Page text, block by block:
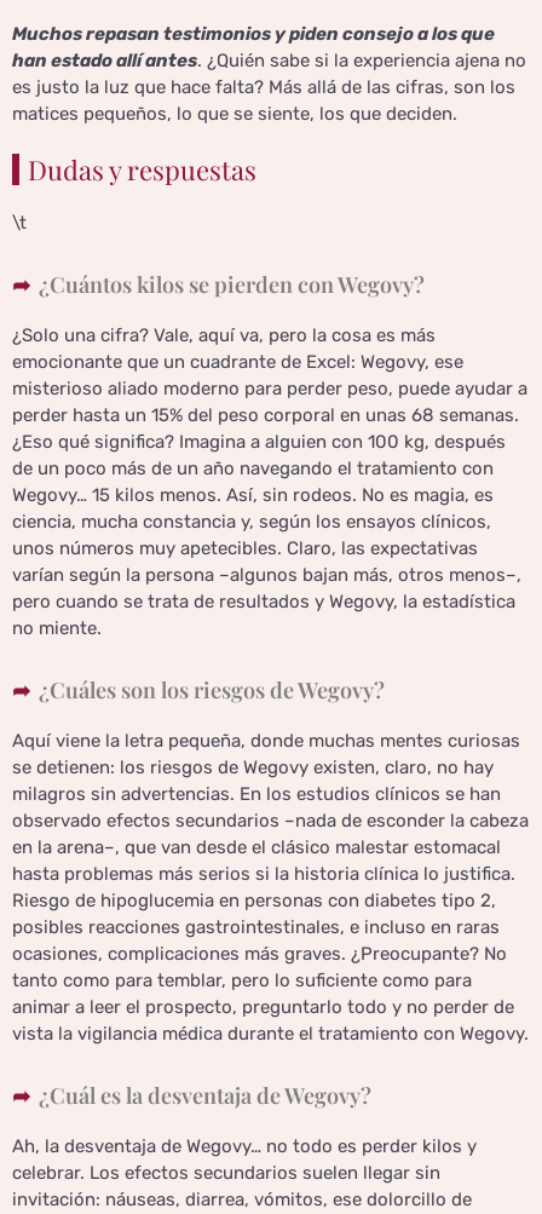
Muchos repasan testimonios y piden consejo a los que
han estado allí antes. ¿Quién sabe si la experiencia ajena no
es justo la luz que hace falta? Más allá de las cifras, son los
matices pequeños, lo que se siente, los que deciden.
Dudas y respuestas
\t
¿Cuántos kilos se pierden con Wegovy?
¿Solo una cifra? Vale, aquí va, pero la cosa es más
emocionante que un cuadrante de Excel: Wegovy, ese
misterioso aliado moderno para perder peso, puede ayudar a
perder hasta un 15% del peso corporal en unas 68 semanas.
¿Eso qué significa? Imagina a alguien con 100 kg, después
de un poco más de un año navegando el tratamiento con
Wegovy… 15 kilos menos. Así, sin rodeos. No es magia, es
ciencia, mucha constancia y, según los ensayos clínicos,
unos números muy apetecibles. Claro, las expectativas
varían según la persona –algunos bajan más, otros menos–,
pero cuando se trata de resultados y Wegovy, la estadística
no miente.
¿Cuáles son los riesgos de Wegovy?
Aquí viene la letra pequeña, donde muchas mentes curiosas
se detienen: los riesgos de Wegovy existen, claro, no hay
milagros sin advertencias. En los estudios clínicos se han
observado efectos secundarios –nada de esconder la cabeza
en la arena–, que van desde el clásico malestar estomacal
hasta problemas más serios si la historia clínica lo justifica.
Riesgo de hipoglucemia en personas con diabetes tipo 2,
posibles reacciones gastrointestinales, e incluso en raras
ocasiones, complicaciones más graves. ¿Preocupante? No
tanto como para temblar, pero lo suficiente como para
animar a leer el prospecto, preguntarlo todo y no perder de
vista la vigilancia médica durante el tratamiento con Wegovy.
¿Cuál es la desventaja de Wegovy?
Ah, la desventaja de Wegovy… no todo es perder kilos y
celebrar. Los efectos secundarios suelen llegar sin
invitación: náuseas, diarrea, vómitos, ese dolorcillo de